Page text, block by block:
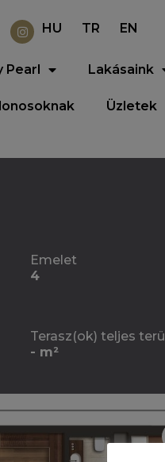
HU TR EN
Pearl Lakásaink
Üzletek
Emelet
4
Terasz(ok) teljes
- m²